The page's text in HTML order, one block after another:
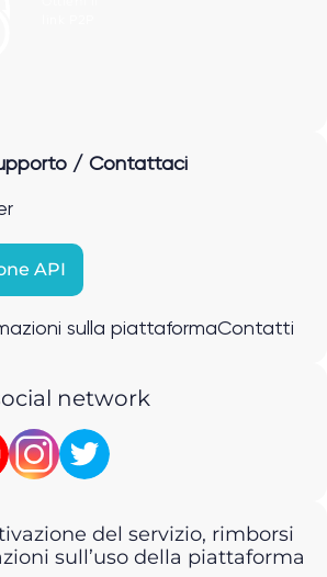
/ Contattaci
API
sulla piattaformaContatti
network
del servizio, rimborsi
sull’uso della piattaforma